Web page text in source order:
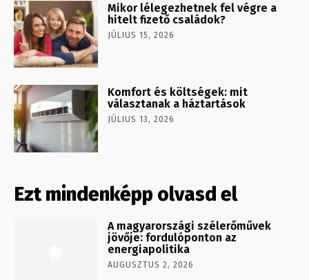
Mikor lélegezhetnek fel végre a
hitelt fizető családok?
JÚLIUS 15, 2026
Komfort és költségek: mit
választanak a háztartások
JÚLIUS 13, 2026
Ezt mindenképp olvasd el
A magyarországi szélerőművek
jövője: fordulóponton az
energiapolitika
AUGUSZTUS 2, 2026